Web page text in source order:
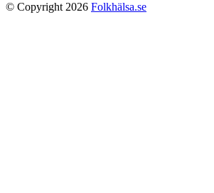
© Copyright 2026 Folkhälsa.se